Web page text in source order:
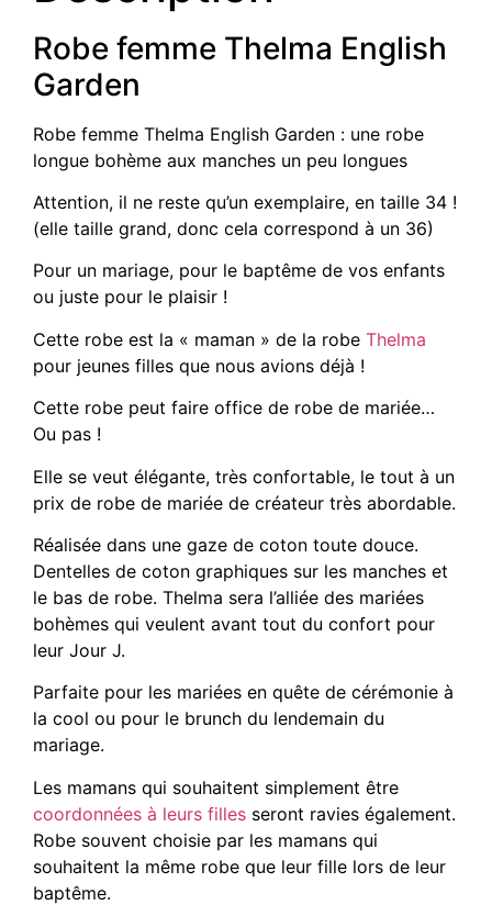
Robe femme Thelma English
Garden
Robe femme Thelma English Garden : une robe
longue bohème aux manches un peu longues
Attention, il ne reste qu’un exemplaire, en taille 34 !
(elle taille grand, donc cela correspond à un 36)
Pour un mariage, pour le baptême de vos enfants
ou juste pour le plaisir !
Cette robe est la « maman » de la robe Thelma
pour jeunes filles que nous avions déjà !
Cette robe peut faire office de robe de mariée…
Ou pas !
Elle se veut élégante, très confortable, le tout à un
prix de robe de mariée de créateur très abordable.
Réalisée dans une gaze de coton toute douce.
Dentelles de coton graphiques sur les manches et
le bas de robe. Thelma sera l’alliée des mariées
bohèmes qui veulent avant tout du confort pour
leur Jour J.
Parfaite pour les mariées en quête de cérémonie à
la cool ou pour le brunch du lendemain du
mariage.
Les mamans qui souhaitent simplement être
coordonnées à leurs filles seront ravies également.
Robe souvent choisie par les mamans qui
souhaitent la même robe que leur fille lors de leur
baptême.